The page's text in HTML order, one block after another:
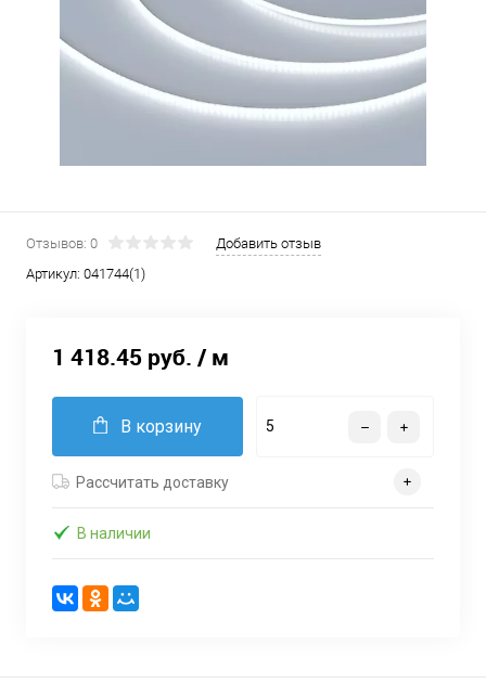
Отзывов: 0
Добавить отзыв
Артикул: 041744(1)
1 418.45 руб. / м
В корзину
Рассчитать доставку
В наличии